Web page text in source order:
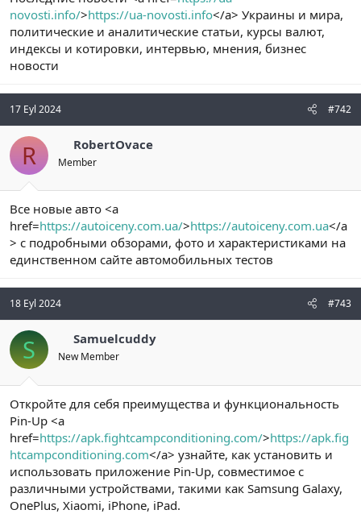
t
a
n
i
h
i
novosti.info/>https://ua-novosti.info</a> Украины и мира,
политические и аналитические статьи, курсы валют,
индексы и котировки, интервью, мнения, бизнес
новости
17 Eyl 2024 #742
R RobertOvace
Member
Все новые авто <a
href=https://autoiceny.com.ua/>https://autoiceny.com.ua</a
> с подробными обзорами, фото и характеристиками на
единственном сайте автомобильных тестов
18 Eyl 2024 #743
S Samuelcuddy
New Member
Откройте для себя преимущества и функциональность
Pin-Up <a
href=https://apk.fightcampconditioning.com/>https://apk.fig
htcampconditioning.com</a> узнайте, как установить и
использовать приложение Pin-Up, совместимое с
различными устройствами, такими как Samsung Galaxy,
OnePlus, Xiaomi, iPhone, iPad.